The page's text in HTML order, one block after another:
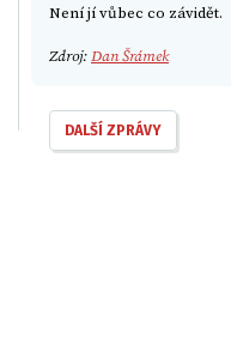
Není jí vůbec co závidět.
Zdroj:Dan Šrámek
DALŠÍ ZPRÁVY